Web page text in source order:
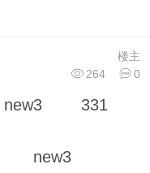
楼主
264
0
务 new3 331
升 new3